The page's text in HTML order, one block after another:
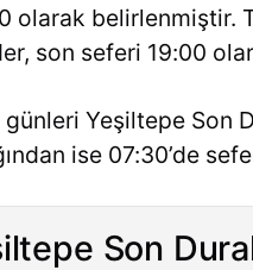
olarak belirlenmiştir.
son seferi 19:00
Yeşiltepe Son
ise 07:30’de
Son